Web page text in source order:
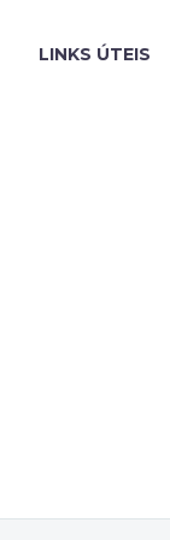
LINKS ÚTEIS